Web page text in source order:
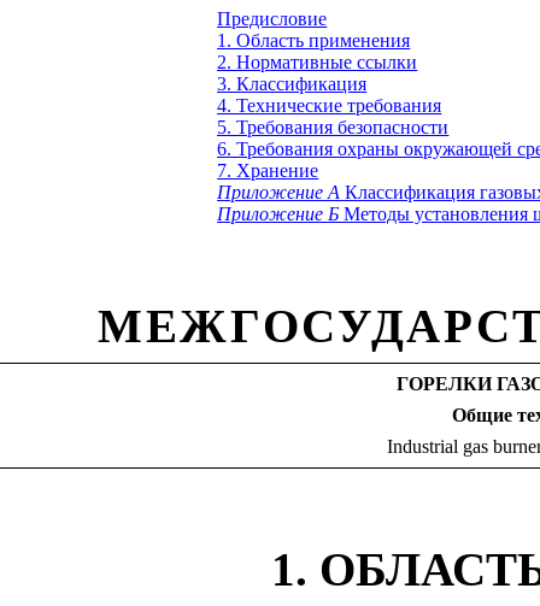
Предисловие
1. Область применения
2. Нормативные ссылки
3. Классификация
4. Технические требования
5. Требования безопасности
6. Требования охраны окружающей
7. Хранение
ПриложениеАКлассификация
Приложение БМетоды установления
ГОРЕЛКИ
Общие
Industrial gas
1.